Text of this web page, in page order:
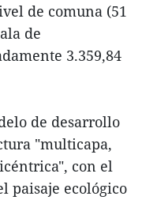
de comuna (51
de
3.359,84
de desarrollo
"multicapa,
con el
paisaje ecológico